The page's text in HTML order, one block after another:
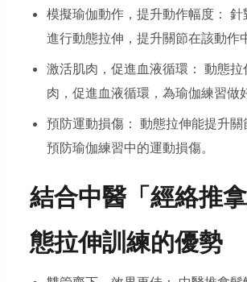
模擬瑜伽動作，提升動作幅度： 針
進行動態拉伸，提升關節在該動作
激活肌肉，促進血液循環： 動態
肉，促進血液循環，為瑜伽練習做
預防運動損傷： 動態拉伸能提升關
預防瑜伽練習中的運動損傷。
結合中醫「經絡推
態拉伸訓練的優勢